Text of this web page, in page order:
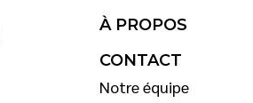
À PROPOS
CONTACT
Notre équipe